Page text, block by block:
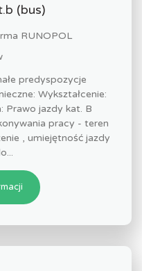
(bus)
RUNOPOL
predyspozycje
Wykształcenie:
Prawo jazdy kat. B
pracy - teren
, umiejętność jazdy